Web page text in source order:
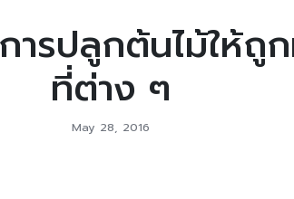
ารปลูกต้นไม้ให้
ที่ต่าง ๆ
May 28, 2016